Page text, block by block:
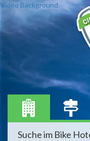
Video Background
Suche im Bike